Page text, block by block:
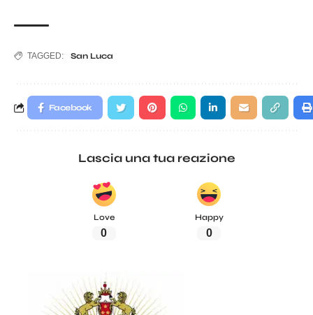
TAGGED: San Luca
Facebook
Lascia una tua reazione
Love
0
Happy
0